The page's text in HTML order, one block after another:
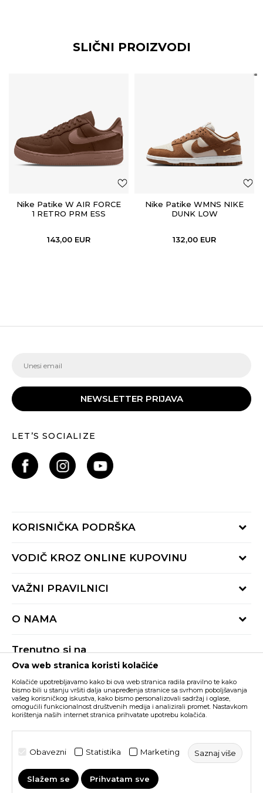
SLIČNI PROIZVODI
Nike Patike W AIR FORCE
1 RETRO PRM ESS
143,00 EUR
Nike Patike WMNS NIKE
DUNK LOW
132,00 EUR
NEWSLETTER PRIJAVA
LET’S SOCIALIZE
KORISNIČKA PODRŠKA
Provjeri status porudžbine
Radno vrijeme 9-16h
VODIČ KROZ ONLINE KUPOVINU
Načini isporuke
Reklamacije
VAŽNI PRAVILNICI
Pravila Sport&Bonus programa
O NAMA
BUZZ Shopovi
Postani dio BUZZ tima
Trenutno si na
Buzz Crna Gora PROMIJENI
Nastojimo da budemo što precizniji u opisu proizvoda, prikazu slika i samih
cijena, ali ne možemo garantovati da su sve informacije kompletne i bez
grešaka. Svi artikli prikazani na sajtu su dio naše ponude i ne podrazumijeva da
su dostupni u svakom trenutku. Raspoloživost robe možete provjeriti pozivom
©2026www.buzzsneakers.me, IzradaNB SOFT. Sva prava
Ova web stranica koristi kolačiće
Kolačiće upotrebljavamo kako bi ova web stranica radila pravilno te kako
bismo bili u stanju vršiti dalja unapređenja stranice sa svrhom poboljšavanja
vašeg korisničkog iskustva, kako bismo personalizovali sadržaj i oglase,
omogućili funkcionalnost društvenih medija i analizirali promet. Nastavkom
korištenja naših internet stranica prihvatate upotrebu kolačića.
Obavezni Statistika Marketing Saznaj više
Slažem se Prihvatam sve